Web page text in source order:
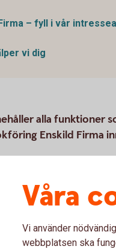
– fyll i vår
vi dig
alla funktioner
Enskild Firma
Våra
Vi använder
webbplatsen ska